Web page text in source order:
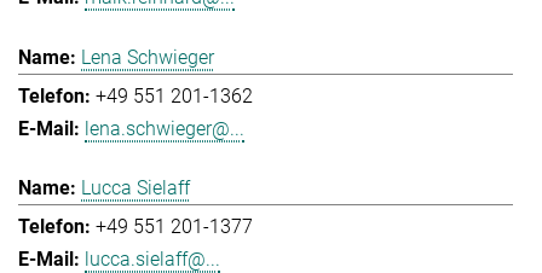
Lena Schwieger
+49 551 201-1362
lena.schwieger@...
Lucca Sielaff
+49 551 201-1377
lucca.sielaff@...